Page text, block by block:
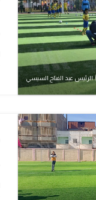
الرئيس عبد الفتاح السيسي